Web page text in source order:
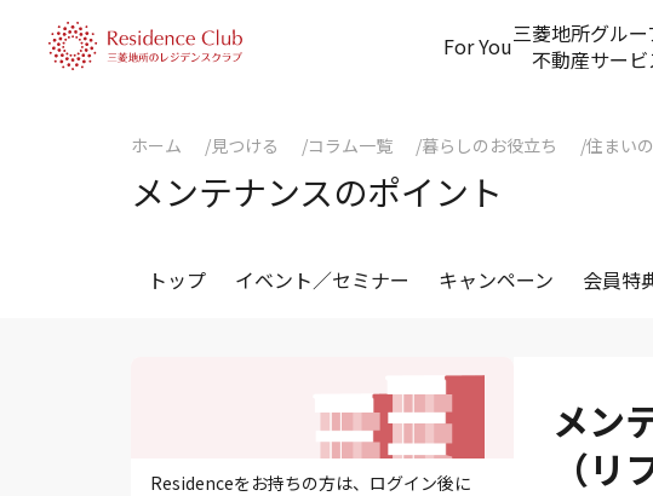
For You三菱地所グルー
不動産サービ
ホーム 見つける コラム一覧 暮らしのお役立ち 住まい
メンテナンスのポイント
トップ イベント／セミナー キャンペーン 会員特
Residenceをお持ちの方は、ログイン後に
メン
（リ